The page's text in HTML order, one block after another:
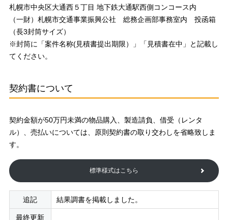
札幌市中央区大通西５丁目 地下鉄大通駅西側コンコース内
（一財）札幌市交通事業振興公社 総務企画部事務室内 投函箱
（長3封筒サイズ）
※封筒に「案件名称(見積書提出期限）」「見積書在中」と記載し
てください。
契約書について
契約金額が50万円未満の物品購入、製造請負、借受（レンタ
ル）、売払いについては、原則契約書の取り交わしを省略致しま
す。
標準様式はこちら
追記 結果調書を掲載しました。
最終更新